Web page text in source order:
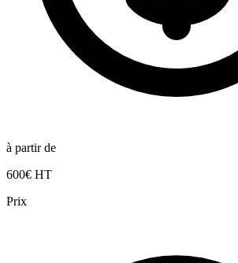
à partir de
600€ HT
Prix